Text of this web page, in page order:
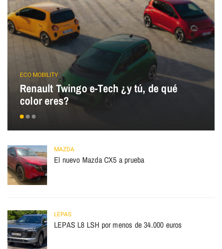
ECO MOBILITY
Renault Twingo e-Tech ¿y tú, de qué
color eres?
MAZDA
El nuevo Mazda CX5 a prueba
LEPAS
LEPAS L8 LSH por menos de 34.000 euros